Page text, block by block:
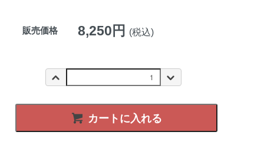
販売価格 8,250円
カートに入れる